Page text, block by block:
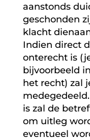
aanstonds
geschonden
klacht
Indien direct
onterecht is
bijvoorbeeld
het recht) zal
is zal de
om uitleg
eventueel